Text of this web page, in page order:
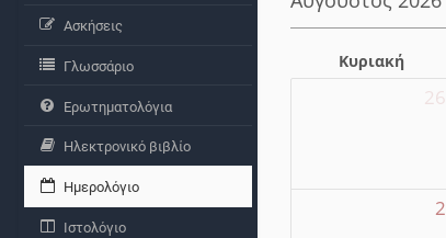
Κυριακή
26
2
Ασκήσεις
Γλωσσάριο
Ερωτηματολόγια
Ηλεκτρονικό βιβλίο
Ημερολόγιο
Ιστολόγιο